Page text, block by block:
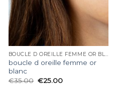
BOUCLE D OREILLE FEMME OR BLANC
boucle d oreille femme or
blanc
€35.00 €25.00